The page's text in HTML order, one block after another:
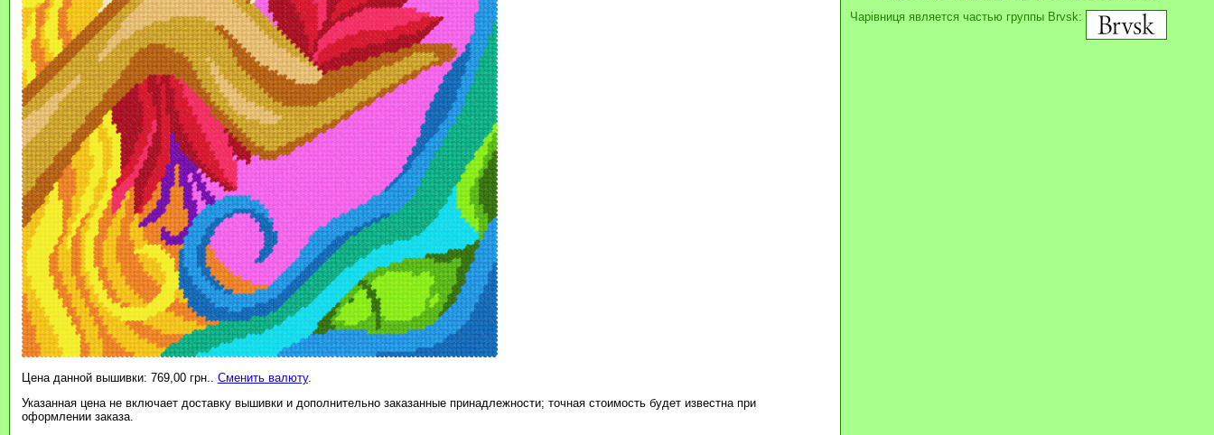
Цена данной вышивки: 769,00 грн.. Сменить валюту.
Указанная цена не включает доставку вышивки и дополнительно заказанные принадлежности; точная стоимость будет известна при
оформлении заказа.
Чарівниця является частью группы Brvsk: